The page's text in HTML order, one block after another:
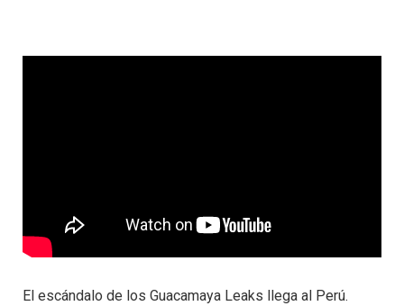
El escándalo de los Guacamaya Leaks llega al Perú.